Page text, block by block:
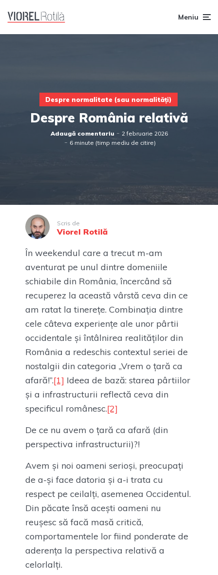
Meniu
Despre normalitate (sau normalități)
Despre România relativă
Adaugă comentariu
2 februarie 2026
6 minute (timp mediu de citire)
Scris de
Viorel Rotilă
În weekendul care a trecut m-am
aventurat pe unul dintre domeniile
schiabile din România, încercând să
recuperez la această vârstă ceva din ce
am ratat la tinerețe. Combinația dintre
cele câteva experiențe ale unor pârtii
occidentale și întâlnirea realităților din
România a redeschis contextul seriei de
nostalgii din categoria „Vrem o țară ca
afară!”.[1] Ideea de bază: starea pârtiilor
și a infrastructurii reflectă ceva din
specificul românesc.[2]
De ce nu avem o țară ca afară (din
perspectiva infrastructurii)?!
Avem și noi oameni serioși, preocupați
de a-și face datoria și a-i trata cu
respect pe ceilalți, asemenea Occidentul.
Din păcate însă acești oameni nu
reușesc să facă masă critică,
comportamentele lor fiind ponderate de
aderența la perspectiva relativă a
celorlalți.